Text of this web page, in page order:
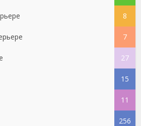
8
7
27
15
11
256